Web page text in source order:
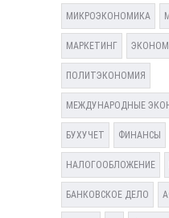
МИКРОЭКОНОМИКА
МАРКЕТИНГ
ПОЛИТЭКОНОМИЯ
МЕЖДУНАРОДНЫЕ
БУХУЧЕТ ФИНАНСЫ
НАЛОГООБЛОЖЕНИЕ
БАНКОВСКОЕ ДЕЛО